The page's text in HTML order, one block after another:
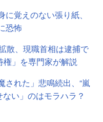
覚えのない張り紙、
恐怖
散、現職首相は逮捕で
」を専門家が解説
れた」悲鳴続出、“嵐
い」のはモラハラ？